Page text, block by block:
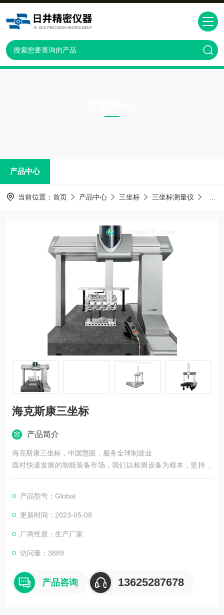
产品中心
当前位置： 首页 产品中心 三坐标 三坐标测量仪
海克斯康三坐标
产品简介
海克斯康三坐标，中国慧眼，服务全球制造业
面对快速发展的智能装备市场，我们以检测设备为根本，坚持机
器视觉领域，以技术为主导。在实现工业智能中国梦的道路上前
产品型号：Global
更新时间：2023-05-08
厂商性质：生产厂家
访问量：3889
产品咨询 13625287678